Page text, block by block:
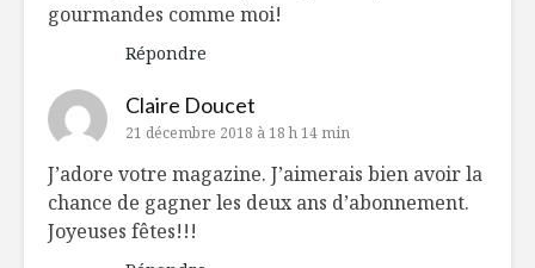
gourmandes comme moi!
Répondre
Claire Doucet
21 décembre 2018 à 18 h 14 min
J’adore votre magazine. J’aimerais bien avoir la
chance de gagner les deux ans d’abonnement.
Joyeuses fêtes!!!